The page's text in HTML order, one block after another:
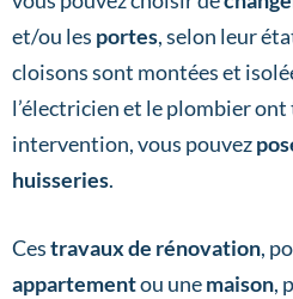
et/ou les portes, selon leur
cloisons sont montées et
l’électricien et le plombier
intervention, vous pouvez
huisseries.
Cestravaux de rénovation,
appartementou unemaison,